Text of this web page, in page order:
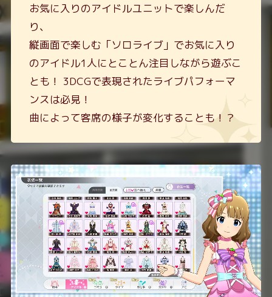
お気に入りのアイドルユニットで楽しんだ
り、
縦画面で楽しむ「ソロライブ」でお気に入り
のアイドル1人にとことん注目しながら遊ぶこ
とも！ 3DCGで表現されたライブパフォーマ
ンスは必見！
曲によって客席の様子が変化することも！？